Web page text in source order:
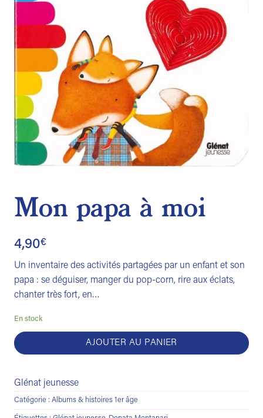
Mon papa à moi
4,90€
Un inventaire des activités partagées par un enfant et son
papa : se déguiser, manger du pop-corn, rire aux éclats,
chanter très fort, en…
En stock
AJOUTER AU PANIER
Glénat jeunesse
Catégorie : Albums & histoires 1er âge